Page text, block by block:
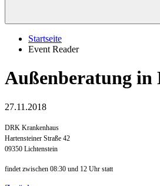
Startseite
Event Reader
Außenberatung in
27.11.2018
DRK Krankenhaus
Hartensteiner Straße 42
09350 Lichtenstein
findet zwischen 08:30 und 12 Uhr statt